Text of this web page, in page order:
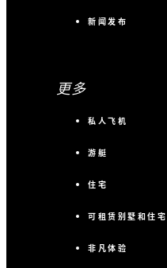
新闻发布
更多
私人飞机
游艇
住宅
可租赁别墅和住宅
非凡体验